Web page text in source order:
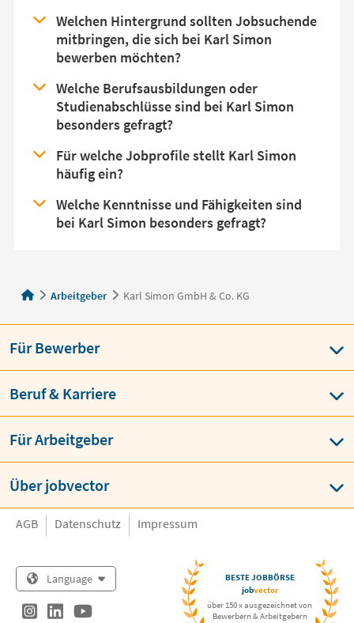
Welchen Hintergrund sollten Jobsuchende
mitbringen, die sich bei Karl Simon
bewerben möchten?
Welche Berufsausbildungen oder
Studienabschlüsse sind bei Karl Simon
besonders gefragt?
Für welche Jobprofile stellt Karl Simon
häufig ein?
Welche Kenntnisse und Fähigkeiten sind
bei Karl Simon besonders gefragt?
Arbeitgeber Karl Simon GmbH & Co. KG
Für Bewerber
Beruf & Karriere
Für Arbeitgeber
Über jobvector
AGB Datenschutz Impressum
Language
BESTE JOBBÖRSE
jobvector
über 150 x ausgezeichnet von
Bewerbern & Arbeitgebern